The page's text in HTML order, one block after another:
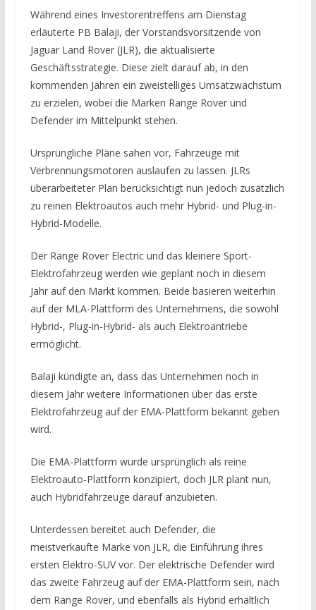
Während eines Investorentreffens am Dienstag
erläuterte PB Balaji, der Vorstandsvorsitzende von
Jaguar Land Rover (JLR), die aktualisierte
Geschäftsstrategie. Diese zielt darauf ab, in den
kommenden Jahren ein zweistelliges Umsatzwachstum
zu erzielen, wobei die Marken Range Rover und
Defender im Mittelpunkt stehen.
Ursprüngliche Pläne sahen vor, Fahrzeuge mit
Verbrennungsmotoren auslaufen zu lassen. JLRs
überarbeiteter Plan berücksichtigt nun jedoch zusätzlich
zu reinen Elektroautos auch mehr Hybrid- und Plug-in-
Hybrid-Modelle.
Der Range Rover Electric und das kleinere Sport-
Elektrofahrzeug werden wie geplant noch in diesem
Jahr auf den Markt kommen. Beide basieren weiterhin
auf der MLA-Plattform des Unternehmens, die sowohl
Hybrid-, Plug-in-Hybrid- als auch Elektroantriebe
ermöglicht.
Balaji kündigte an, dass das Unternehmen noch in
diesem Jahr weitere Informationen über das erste
Elektrofahrzeug auf der EMA-Plattform bekannt geben
wird.
Die EMA-Plattform wurde ursprünglich als reine
Elektroauto-Plattform konzipiert, doch JLR plant nun,
auch Hybridfahrzeuge darauf anzubieten.
Unterdessen bereitet auch Defender, die
meistverkaufte Marke von JLR, die Einführung ihres
ersten Elektro-SUV vor. Der elektrische Defender wird
das zweite Fahrzeug auf der EMA-Plattform sein, nach
dem Range Rover, und ebenfalls als Hybrid erhältlich